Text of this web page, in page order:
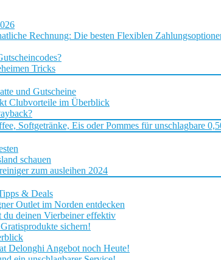
Rechnung: Die besten Flexiblen
Tricks
und Gutscheine
Clubvorteile im Überblick
Softgetränke, Eis oder Pommes für unschlagbare
schauen
zum ausleihen 2024
& Deals
Outlet im Norden entdecken
du deinen Vierbeiner effektiv
sichern!
Delonghi Angebot noch Heute!